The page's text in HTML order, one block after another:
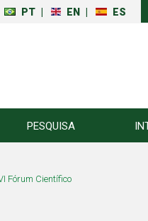
PT EN ES
PESQUISA
Fórum Científico